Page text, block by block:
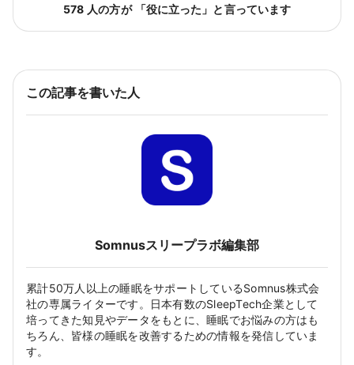
578 人の方が 「役に立った」と言っています
この記事を書いた人
Somnusスリープラボ編集部
累計50万人以上の睡眠をサポートしているSomnus株式会
社の専属ライターです。日本有数のSleepTech企業として
培ってきた知見やデータをもとに、睡眠でお悩みの方はも
ちろん、皆様の睡眠を改善するための情報を発信していま
す。